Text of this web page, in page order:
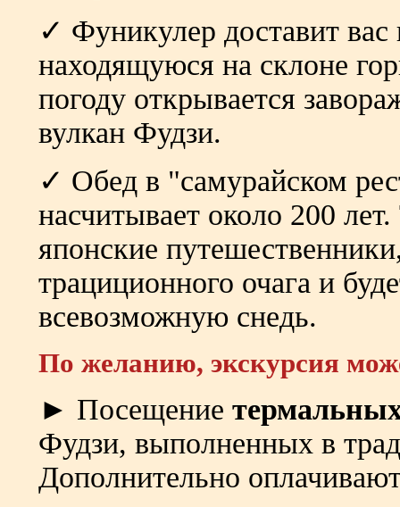
✓ Фуникулер доставит
находящуюся на склоне
погоду открывается
вулкан Фудзи.
✓ Обед в "самурайском
насчитывает около 200
японские
трациционного очага и
всевозможную снедь.
По желанию, экскурсия
► Посещение
Фудзи, выполненных в
Дополнительно